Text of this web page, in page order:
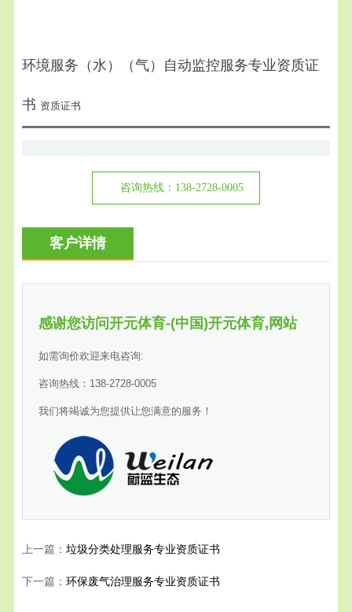
环境服务（水）（气）自动监控服务专业资质证
书 资质证书
咨询热线：138-2728-0005
客户详情
感谢您访问开元体育-(中国)开元体育,网站
如需询价欢迎来电咨询:
咨询热线：138-2728-0005
我们将竭诚为您提供让您满意的服务！
上一篇： 垃圾分类处理服务专业资质证书
下一篇： 环保废气治理服务专业资质证书